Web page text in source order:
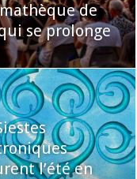
de
se prolonge
l’été en